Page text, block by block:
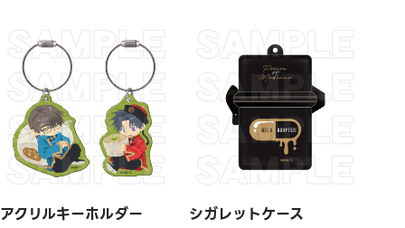
アクリルキーホルダー シガレットケース